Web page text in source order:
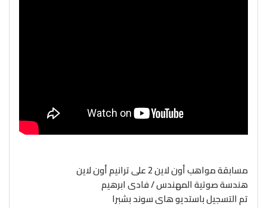
مسابقة مواهب أون لاين 2 على ترانيم أون لاين
هندسة صوتية المهندس / فادى ابرهيم
تم التسجيل باستديو هاى سوند بشبرا